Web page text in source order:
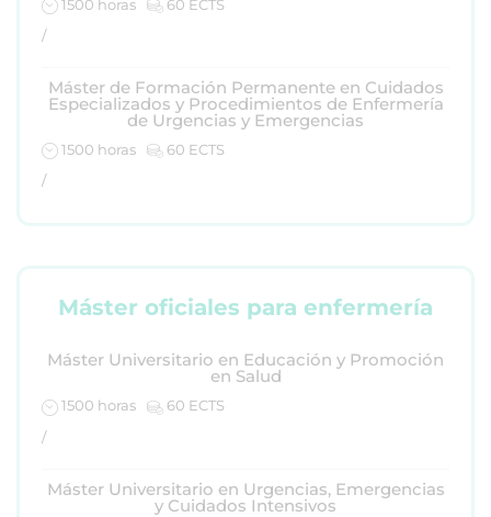
1500 horas
60 ECTS
/
Máster de Formación Permanente en Cuidados
Especializados y Procedimientos de Enfermería
de Urgencias y Emergencias
1500 horas
60 ECTS
/
Máster oficiales para enfermería
Máster Universitario en Educación y Promoción
en Salud
1500 horas
60 ECTS
/
Máster Universitario en Urgencias, Emergencias
y Cuidados Intensivos